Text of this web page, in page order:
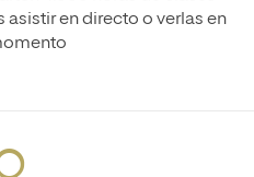
asistir en directo o verlas en